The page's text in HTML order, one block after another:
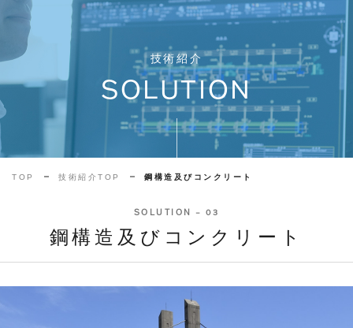
技術紹介
SOLUTION
TOP 技術紹介TOP 鋼構造及びコンクリート
SOLUTION – 03
鋼構造及びコンクリート